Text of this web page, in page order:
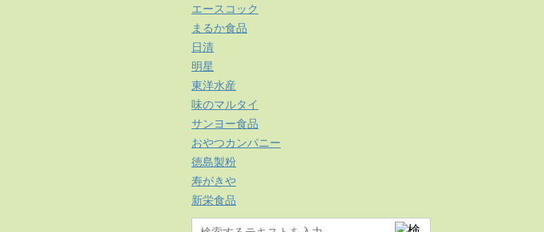
エースコック
まるか食品
日清
明星
東洋水産
味のマルタイ
サンヨー食品
おやつカンパニー
徳島製粉
寿がきや
新栄食品